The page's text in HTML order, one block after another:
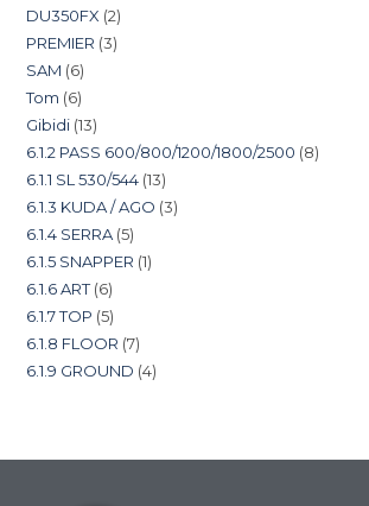
DU350FX 2
PREMIER 3
SAM 6
Tom 6
Gibidi 13
6.1.2 PASS 600/800/1200/1800/2500 8
6.1.1 SL 530/544 13
6.1.3 KUDA / AGO 3
6.1.4 SERRA 5
6.1.5 SNAPPER 1
6.1.6 ART 6
6.1.7 TOP 5
6.1.8 FLOOR 7
6.1.9 GROUND 4